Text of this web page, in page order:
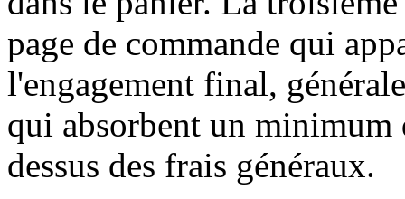
page de commande qui
l'engagement final,
qui absorbent un minimum
dessus des frais généraux.